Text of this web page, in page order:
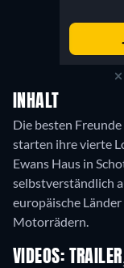
INHALT
Die besten
starten ihre vierte
Ewans Haus in
selbstverständlich
europäische
Motorrädern.
VIDEOS: